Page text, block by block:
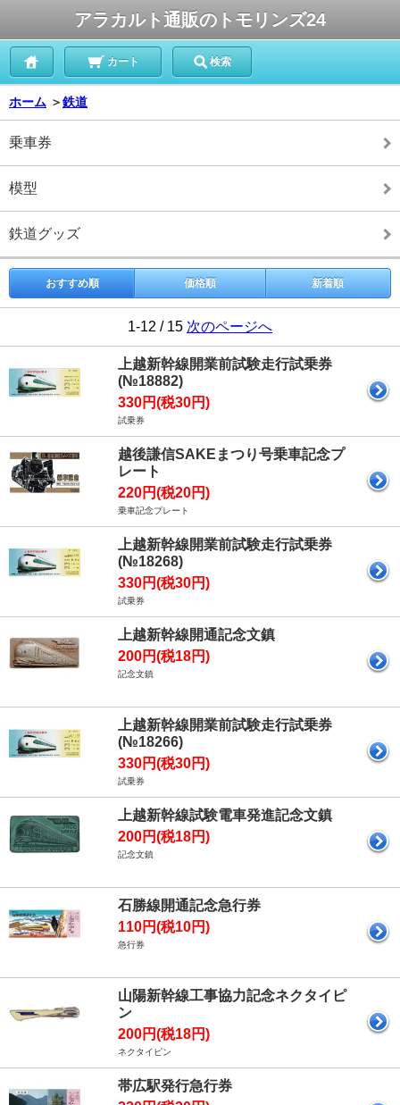
アラカルト通販のトモリンズ24
カート 検索
ホーム ＞鉄道
乗車券
模型
鉄道グッズ
おすすめ順 価格順 新着順
1-12 / 15 次のページへ
上越新幹線開業前試験走行試乗券
(№18882)
330円(税30円)
試乗券
越後謙信SAKEまつり号乗車記念プ
レート
220円(税20円)
乗車記念プレート
上越新幹線開業前試験走行試乗券
(№18268)
330円(税30円)
試乗券
上越新幹線開通記念文鎮
200円(税18円)
記念文鎮
上越新幹線開業前試験走行試乗券
(№18266)
330円(税30円)
試乗券
上越新幹線試験電車発進記念文鎮
200円(税18円)
記念文鎮
石勝線開通記念急行券
110円(税10円)
急行券
山陽新幹線工事協力記念ネクタイピ
ン
200円(税18円)
ネクタイピン
帯広駅発行急行券